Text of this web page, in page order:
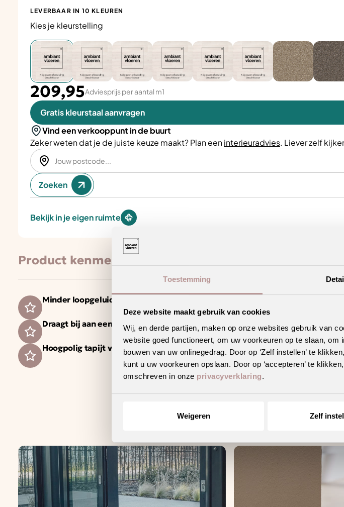
Toestemming
Deze website maakt gebruik van cookies
Wij, en derde partijen, maken op onze websites gebruik van
website goed functioneert, om uw voorkeuren op te slaan,
bouwen van uw onlinegedrag. Door op ‘Zelf instellen’ te
kunt u uw voorkeuren opslaan. Door op ‘accepteren’ te
omschreven in onze privacyverklaring.
Weigeren Zelf
LEVERBAAR IN 10 KLEUREN
Kies je kleurstelling
209,95Adviesprijs per aantal m1
Gratis kleurstaal aanvragen
Vind een verkooppunt in de buurt
Zeker weten dat je de juiste keuze maakt? Plan eeninterieuradvies. Liever zelf
Zoeken
Bekijk in je eigen ruimte
Product kenmerken
Minder loopgeluid voor meer wooncomfort
Draagt bij aan een gezonder binnenklimaat
Hoogpolig tapijt voor een warm en sfeervol interieur
Geschikte